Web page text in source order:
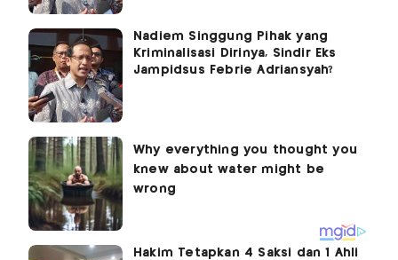
Nadiem Singgung Pihak yang
Kriminalisasi Dirinya, Sindir Eks
Jampidsus Febrie Adriansyah?
Hakim Tetapkan 4 Saksi dan 1 Ahli